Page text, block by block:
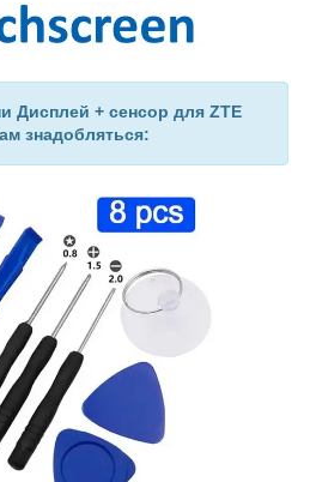
Дисплей + сенсор для ZTE
знадобляться: